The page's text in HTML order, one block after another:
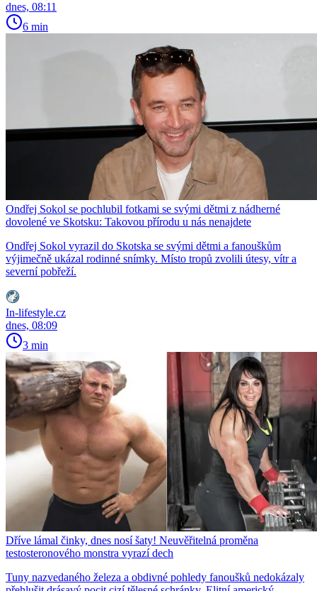
dnes, 08:11
6 min
Ondřej Sokol se pochlubil fotkami se svými dětmi z nádherné
dovolené ve Skotsku: Takovou přírodu u nás nenajdete
Ondřej Sokol vyrazil do Skotska se svými dětmi a fanouškům
výjimečně ukázal rodinné snímky. Místo tropů zvolili útesy, vítr a
severní pobřeží.
In-lifestyle.cz
dnes, 08:09
3 min
Dříve lámal činky, dnes nosí šaty! Neuvěřitelná proměna
testosteronového monstra vyrazí dech
Tuny nazvedaného železa a obdivné pohledy fanoušků nedokázaly